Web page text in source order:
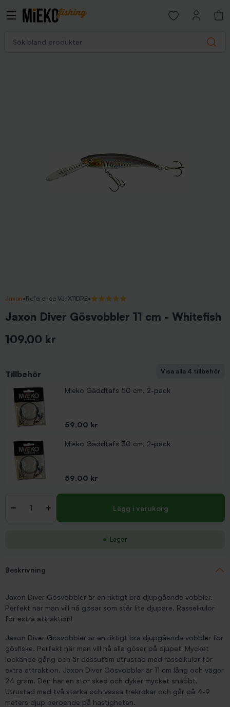
Search
Open favorites
Jaxon•Reference VJ-X11DRE•5/5 (1 recensioner)
Jaxon Diver Gösvobbler 11 cm - Whitefish
109,00 kr
Tillbehör Visa alla 4 tillbehör
Mieko Gäddtafs 50 cm, 2-pack
Pris
59,00 kr
Mieko Gäddtafs 30 cm, 2-pack
Pris
59,00 kr
Pris
Pris
- + Lägg i varukorg
I Lager
Beskrivning
Jaxon Diver Gösvobbler är en riktigt bra djupgående vobbler.
Perfekt när man vill nå gösar som står lite djupare. Rasselkulor
för extra attraktion!
Jaxon Diver Gösvobbler är en riktigt bra djupgående vobbler för
gösfiske. Perfekt när man vill nå alla gösar på djupet! Mycket
lockande gång och är dessutom utrustad med rasselkulor för
extra attraktion. Jaxon Diver Gösvobbler är 11 cm lång och väger
24 gram. Den har en stor sked och dyker mycket snabbt.
Utrustad med två starka och vassa trekrokar och går på 4-9
meters djup beroende på hastigheten.